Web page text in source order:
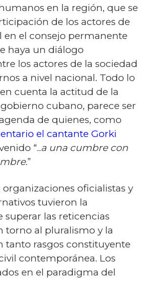
en la región, que se
de los actores de
en el consejo permanente
haya un diálogo
los actores de la sociedad
a nivel nacional. Todo lo
cuenta la actitud de la
cubano, parece ser
de quienes, como
el cantante Gorki
“..a una cumbre con
”
organizaciones oficialistas y
tuvieron la
las reticencias
torno al pluralismo y la
tanto rasgos constituyente
contemporánea. Los
en el paradigma del